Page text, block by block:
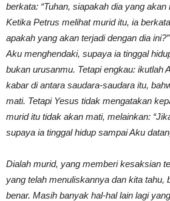
berkata: “Tuhan, siapakah dia yang
Ketika Petrus melihat murid itu, ia
apakah yang akan terjadi dengan dia
Aku menghendaki, supaya ia tinggal
bukan urusanmu. Tetapi engkau: ikutlah
kabar di antara saudara-saudara itu,
mati. Tetapi Yesus tidak mengatakan
murid itu tidak akan mati, melainkan:
supaya ia tinggal hidup sampai Aku
Dialah murid, yang memberi kesaksian
yang telah menuliskannya dan kita tahu,
benar. Masih banyak hal-hal lain lagi